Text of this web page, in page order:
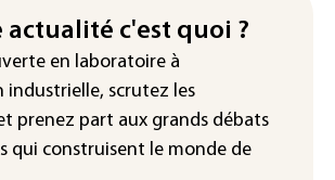
enregistre un record
(services
actualité c'est quoi ?
en laboratoire à
industrielle, scrutez les
prenez part aux grands débats
qui construisent le monde de